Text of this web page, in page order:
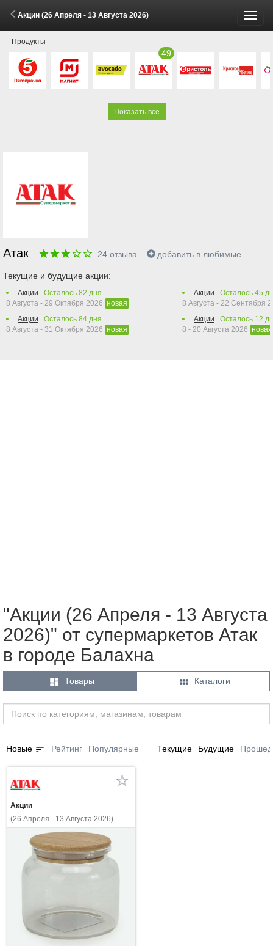
Акции (26 Апреля - 13 Августа 2026)
Продукты
49
Показать все
Атак 24 отзыва добавить в любимые
Текущие и будущие акции:
Акции Осталось 82 дня
8 Августа - 29 Октября 2026 новая
Акции
Осталось 84 дня
8 Августа - 31 Октября 2026 новая
Акции Осталось 45
8 Августа - 22 Сентября
Акции
Осталось 12
8 - 20 Августа 2026 новая
"Акции (26 Апреля - 13 Августа
2026)" от супермаркетов Атак
в городе Балахна
 Товары  Каталоги
Новые sort Рейтинг Популярные Текущие Будущие
Акции
(26 Апреля - 13 Августа 2026)